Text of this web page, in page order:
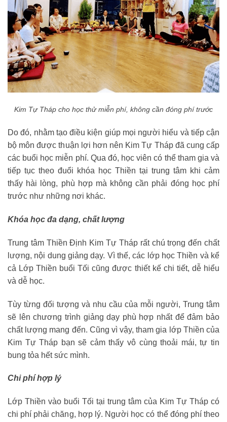
Kim Tự Tháp cho học thử miễn phí, không cần đóng phí trước
Do đó, nhằm tạo điều kiện giúp mọi người hiểu và tiếp cận
bộ môn được thuận lợi hơn nên Kim Tự Tháp đã cung cấp
các buổi học miễn phí. Qua đó, học viên có thể tham gia và
tiếp tục theo đuổi khóa học Thiền tại trung tâm khi cảm
thấy hài lòng, phù hợp mà không cần phải đóng học phí
trước như những nơi khác.
Khóa học đa dạng, chất lượng
Trung tâm Thiền Định Kim Tự Tháp rất chú trọng đến chất
lượng, nội dung giảng dạy. Vì thế, các lớp học Thiền và kể
cả Lớp Thiền buổi Tối cũng được thiết kế chi tiết, dễ hiểu
và dễ học.
Tùy từng đối tượng và nhu cầu của mỗi người, Trung tâm
sẽ lên chương trình giảng dạy phù hợp nhất để đảm bảo
chất lượng mang đến. Cũng vì vậy, tham gia lớp Thiền của
Kim Tự Tháp bạn sẽ cảm thấy vô cùng thoải mái, tự tin
bung tỏa hết sức mình.
Chi phí hợp lý
Lớp Thiền vào buổi Tối tại trung tâm của Kim Tự Tháp có
chi phí phải chăng, hợp lý. Người học có thể đóng phí theo